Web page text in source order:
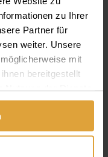
zu Ihrer
Partner für
weiter. Unsere
mit
bereitgestellt
Nutzung der Dienste